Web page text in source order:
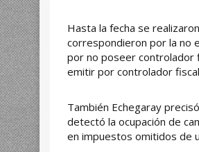
Hasta la fecha se
correspondieron por la no
por no poseer controlador
emitir por controlador
También Echegaray
detectó la ocupación de
en impuestos omitidos de